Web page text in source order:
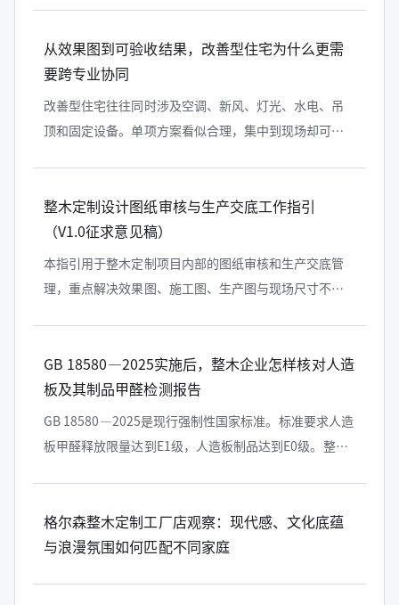
从效果图到可验收结果，改善型住宅为什么更需
要跨专业协同
改善型住宅往往同时涉及空调、新风、灯光、水电、吊
顶和固定设备。单项方案看似合理，集中到现场却可能
整木定制设计图纸审核与生产交底工作指引
（V1.0征求意见稿）
本指引用于整木定制项目内部的图纸审核和生产交底管
理，重点解决效果图、施工图、生产图与现场尺寸不一
GB 18580—2025实施后，整木企业怎样核对人造
板及其制品甲醛检测报告
GB 18580—2025是现行强制性国家标准。标准要求人造
板甲醛释放限量达到E1级，人造板制品达到E0级。整木
格尔森整木定制工厂店观察：现代感、文化底蕴
与浪漫氛围如何匹配不同家庭